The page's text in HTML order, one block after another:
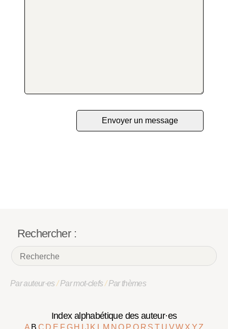
Rechercher :
Par auteur·es/Par mot-clefs/Par thèmes
Index alphabétique des auteur·es
A B C D E F G H J K L M NO P Q R ST U VW X YZ